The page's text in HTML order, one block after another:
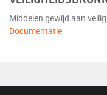
Middelen gewijd aan
Documentatie